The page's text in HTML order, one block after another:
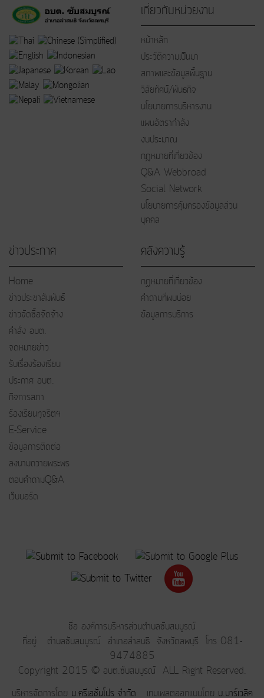
เกี่ยวกับหน่วยงาน
หน้าหลัก
ประวัติความเป็นมา
สภาพและข้อมูลพื้นฐาน
วิสัยทัศน์/พันธกิจ
นโยบายการบริหารงาน
แผนอัตรากำลัง
งบประมาณ
กฎหมายที่เกี่ยวข้อง
Q&A Webbroad
Social Network
นโยบายการคุ้มครองข้อมูลส่วน
บุคคล
ข่าวประกาศ
Home
ข่าวประชาสัมพันธ์
ข่าวจัดซื้อจัดจ้าง
คำสั่ง อบต.
จดหมายข่าว
รับเรื่องร้องเรียน
ประกาศ อบต.
กิจการสภา
ร้องเรียนทุจริตฯ
E-Service
ข้อมูลการติดต่อ
ลงนามถวายพระพร
ตอบคำถามQ&A
เว็บบอร์ด
คลังความรู้
กฏหมายที่เกี่ยวข้อง
คำถามที่พบบ่อย
ข้อมูลการบริการ
ชื่อ องค์การบริหารส่วนตำบลซับสมบูรณ์
ที่อยู่ ตำบลซับสมบูรณ์ อำเภอลำสนธิ จังหวัดลพบุรี โทร 081-
9474885
Copyright 2015 © อบต.ซับสมบูรณ์ ALL Right Reserved.
บริหารจัดการโดย บ.ครีเอชั่นโปร จำกัด เทมเพลตออกแบบโดย บ.มาร์เวลิค